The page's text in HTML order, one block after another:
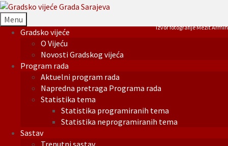
Menu
Gradsko vijeće
O Vijeću
Novosti Gradskog vijeća
Program rada
Aktuelni program rada
Napredna pretraga Programa rada
Statistika tema
Statistika programiranih tema
Statistika neprogramiranih tema
Sastav
Izvor fotografije Mezit Armin